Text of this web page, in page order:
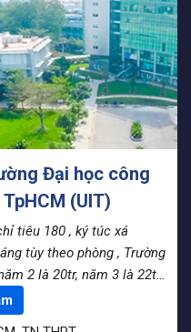
Đại học công
(UIT)
tiêu 180 , ký túc xá
tùy theo phòng , Trường
2 là 20tr, năm 3 là 22tr,